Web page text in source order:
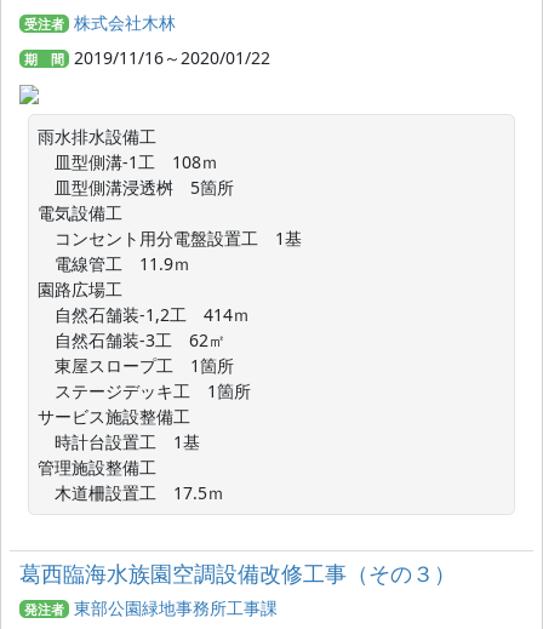
受注者 株式会社木林
期 間 2019/11/16～2020/01/22
雨水排水設備工
皿型側溝-1工　108ｍ
皿型側溝浸透桝　5箇所
電気設備工
コンセント用分電盤設置工　1基
電線管工　11.9ｍ
園路広場工
自然石舗装-1,2工　414ｍ
自然石舗装-3工　62㎡
東屋スロープ工　1箇所
ステージデッキ工　1箇所
サービス施設整備工
時計台設置工　1基
管理施設整備工
木道柵設置工　17.5ｍ
葛西臨海水族園空調設備改修工事（その３）
発注者 東部公園緑地事務所工事課